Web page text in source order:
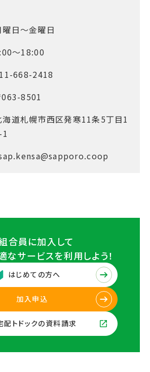
曜日～金曜日
～18:00
668-2418
063-8501
海道札幌市西区発寒11条5丁目1
合員に加入して
なサービスを利用しよう！
はじめての方へ
加入申込
配トドックの資料請求